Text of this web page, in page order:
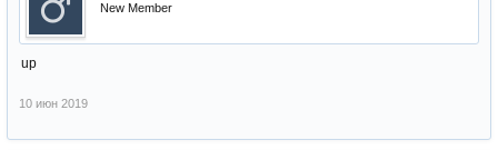
New Member
up
10 июн 2019